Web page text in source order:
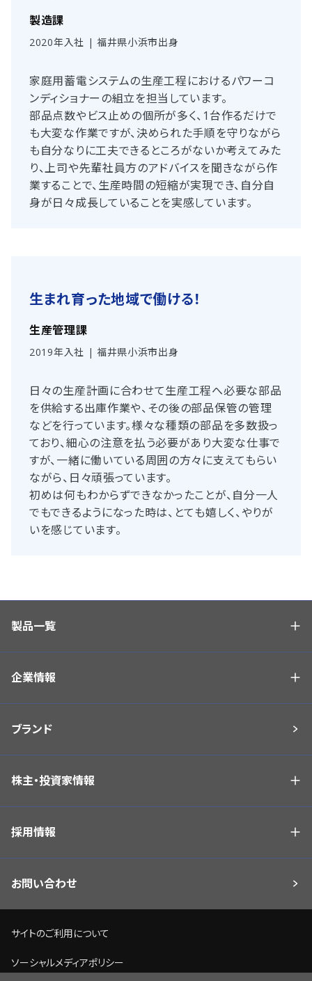
製造課
2020年入社 | 福井県小浜市出身
家庭用蓄電システムの生産工程におけるパワーコ
ンディショナーの組立を担当しています。
部品点数やビス止めの個所が多く、1台作るだけで
も大変な作業ですが、決められた手順を守りながら
も自分なりに工夫できるところがないか考えてみた
り、上司や先輩社員方のアドバイスを聞きながら作
業することで、生産時間の短縮が実現でき、自分自
身が日々成長していることを実感しています。
生まれ育った地域で働ける！
生産管理課
2019年入社 | 福井県小浜市出身
日々の生産計画に合わせて生産工程へ必要な部品
を供給する出庫作業や、その後の部品保管の管理
などを行っています。様々な種類の部品を多数扱っ
ており、細心の注意を払う必要があり大変な仕事で
すが、一緒に働いている周囲の方々に支えてもらい
ながら、日々頑張っています。
初めは何もわからずできなかったことが、自分一人
でもできるようになった時は、とても嬉しく、やりが
いを感じています。
製品一覧
企業情報
ブランド
株主・投資家情報
採用情報
お問い合わせ
サイトのご利用について
ソーシャルメディアポリシー